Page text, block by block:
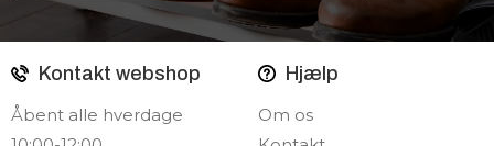
Kontakt webshop
Åbent alle hverdage
Hjælp
Om os